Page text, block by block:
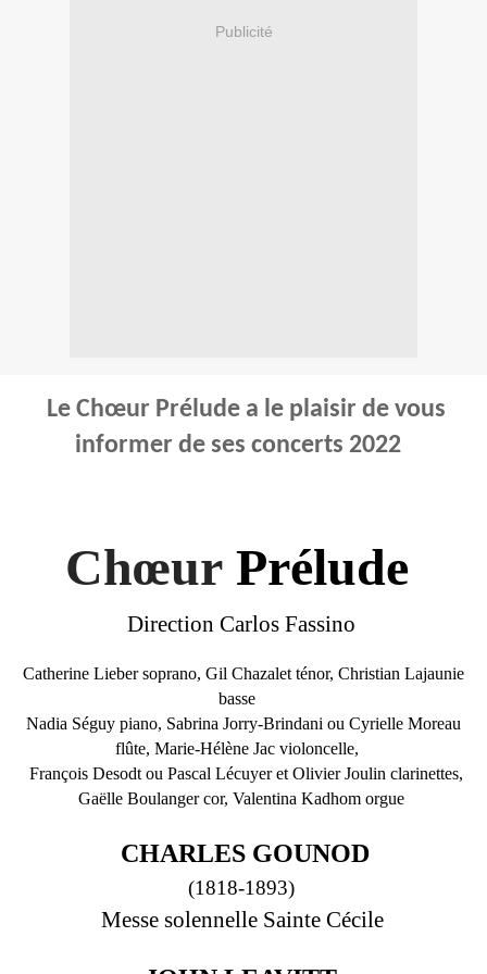
Publicité
Le Chœur Prélude a le plaisir de vous
informer de ses concerts 2022
Chœur Prélude
Direction Carlos Fassino
Catherine Lieber soprano, Gil Chazalet ténor, Christian Lajaunie
basse
Nadia Séguy piano, Sabrina Jorry-Brindani ou Cyrielle Moreau
flûte, Marie-Hélène Jac violoncelle,
François Desodt ou Pascal Lécuyer et Olivier Joulin clarinettes,
Gaëlle Boulanger cor, Valentina Kadhom orgue
CHARLES GOUNOD
(1818-1893)
Messe solennelle Sainte Cécile